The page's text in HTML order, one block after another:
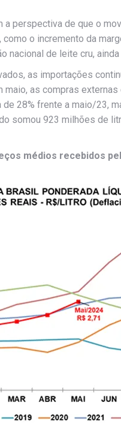
perspectiva de que o
como o incremento da
nacional de leite cru,
as importações
maio, as compras
28% frente a maio/23,
somou 923 milhões de
médios recebidos